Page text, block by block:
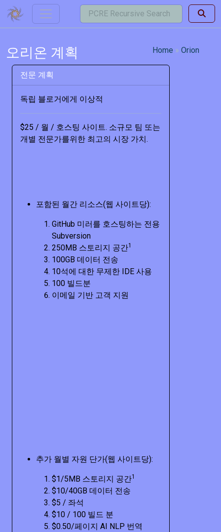
Home Orion
오리온 계획
전문 계획
독립 블로거에게 이상적
$25 / 월 / 호스팅 사이트. 소규모 팀 또는
개별 전문가를위한 최고의 시장 가치.
포함된 월간 리소스(웹 사이트당):
GitHub 미러를 호스팅하는 전용
Subversion
250MB 스토리지 공간1
100GB 데이터 전송
10석에 대한 무제한 IDE 사용
100 빌드분
이메일 기반 고객 지원
추가 월별 자원 단가(웹 사이트당):
$1/5MB 스토리지 공간1
$10/40GB 데이터 전송
$5 / 좌석
$10 / 100 빌드 분
$0.50/페이지 AI NLP 번역